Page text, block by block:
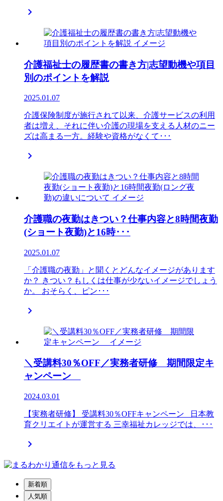

介護福祉士の履歴書の書き方|志望動機や項目
別のポイントを解説
2025.01.07
介護保険制度が施行されて以来、介護サービスの利用
者は増え、それに伴い介護の現場を支える人材のニー
ズは高まる一方。経験や資格がなくて･･･

介護職の夜勤はきつい？仕事内容と8時間夜勤
(ショート夜勤)と16時･･･
2025.01.07
「介護職の夜勤」と聞くとどんなイメージがあります
か？ きつい？もしくは仕事が少ないイメージでしょう
か。 おそらく、ピン･･･

＼受講料30％OFF／実務者研修 期間限定キ
ャンペーン
2024.03.01
【実務者研修】 受講料30％OFFキャンペーン 日本教
育クリエイトが運営する 三幸福祉カレッジでは、･･･

新着順
人気順